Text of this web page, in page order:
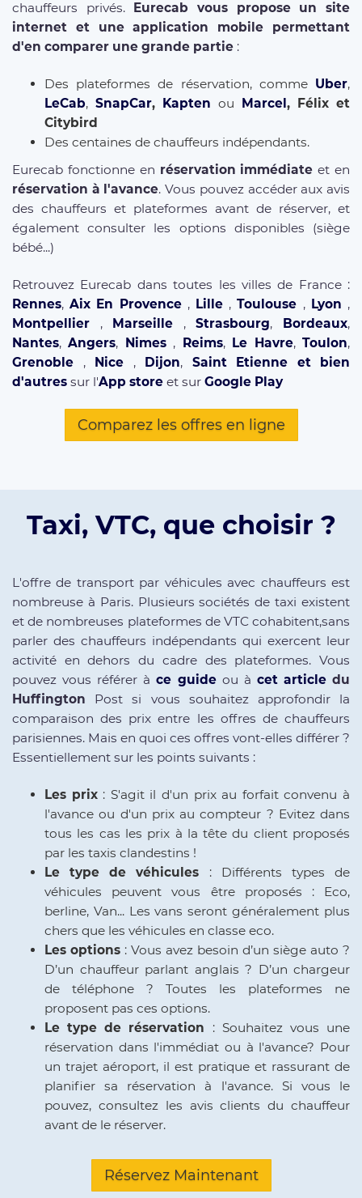
chauffeurs privés.
Eurecab vous propose un site
internet et une application mobile permettant
d'en comparer une grande partie :
Des plateformes de réservation, comme Uber,
LeCab, SnapCar, Kapten ou Marcel, Félix et
Citybird
Des centaines de chauffeurs indépendants.
Eurecab fonctionne en réservation immédiate et en
réservation à l'avance. Vous pouvez accéder aux avis
des chauffeurs et plateformes avant de réserver, et
également consulter les options disponibles (siège
bébé...)
Retrouvez Eurecab dans toutes les villes de France :
Rennes,Aix En Provence, Lille ,Toulouse , Lyon ,
Montpellier , Marseille ,Strasbourg, Bordeaux,
Nantes,Angers, Nimes, Reims, Le Havre,Toulon,
Grenoble , Nice , Dijon, Saint Etienne
et bien
d'autres sur l'App store et sur Google Play
Comparez les offres en ligne
Taxi, VTC, que choisir ?
L'offre de transport par véhicules avec chauffeurs est
nombreuse à Paris. Plusieurs sociétés de taxi existent
et de nombreuses plateformes de VTC cohabitent,sans
parler des chauffeurs indépendants qui exercent leur
activité en dehors du cadre des plateformes. Vous
pouvez vous référer àce guideou à cet articledu
Huffington Post si vous souhaitez approfondir la
comparaison des prix entre les offres de chauffeurs
parisiennes. Mais en quoi ces offres vont-elles différer ?
Essentiellement sur les points suivants :
Les prix: S'agit il d'un prix au forfait convenu à
l'avance ou d'un prix au compteur ? Evitez dans
tous les cas les prix à la tête du client proposés
par les taxis clandestins !
Le type de véhicules : Différents types de
véhicules peuvent vous être proposés : Eco,
berline, Van... Les vans seront généralement plus
chers que les véhicules en classe eco.
Les options : Vous avez besoin d’un siège auto ?
D’un chauffeur parlant anglais ? D’un chargeur
de téléphone ? Toutes les plateformes ne
proposent pas ces options.
Le type de réservation : Souhaitez vous une
réservation dans l'immédiat ou à l'avance? Pour
un trajet aéroport, il est pratique et rassurant de
planifier sa réservation à l'avance. Si vous le
pouvez, consultez les avis clients du chauffeur
avant de le réserver.
Réservez Maintenant